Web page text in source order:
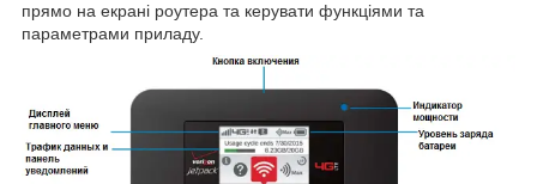
прямо на екрані роутера та керувати функціями та
параметрами приладу.